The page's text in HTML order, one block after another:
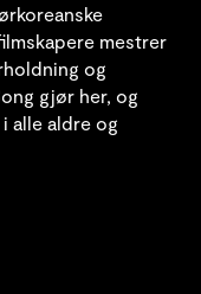
mestrer
og
gjør her, og
alle aldre og